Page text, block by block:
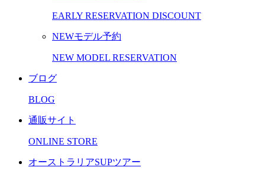
EARLY RESERVATION DISCOUNT
NEWモデル予約
NEW MODEL RESERVATION
ブログ
BLOG
通販サイト
ONLINE STORE
オーストラリアSUPツアー